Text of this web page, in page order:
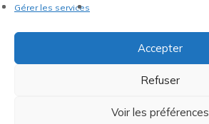
Gérer les services
Accepter
Refuser
Voir les préférences
confidentialité
Politique de cookies•Termes & Condition